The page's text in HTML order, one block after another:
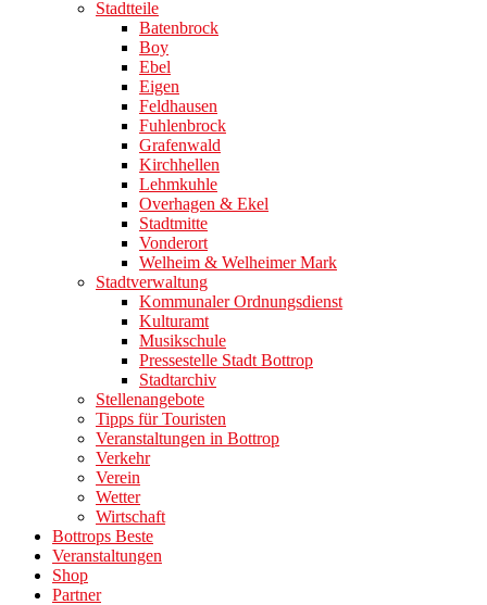
Stadtteile
Batenbrock
Boy
Ebel
Eigen
Feldhausen
Fuhlenbrock
Grafenwald
Kirchhellen
Lehmkuhle
Overhagen & Ekel
Stadtmitte
Vonderort
Welheim & Welheimer Mark
Stadtverwaltung
Kommunaler Ordnungsdienst
Kulturamt
Musikschule
Pressestelle Stadt Bottrop
Stadtarchiv
Stellenangebote
Tipps für Touristen
Veranstaltungen in Bottrop
Verkehr
Verein
Wetter
Wirtschaft
Bottrops Beste
Veranstaltungen
Shop
Partner